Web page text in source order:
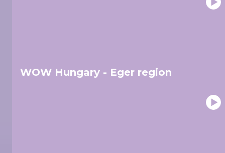
WOW Hungary - Eger region